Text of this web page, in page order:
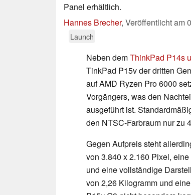
Panel erhältlich.
Hannes Brecher, Veröffentlicht am
Launch
Neben demThinkPad P14s
TinkPad P15v der dritten
auf AMD Ryzen Pro 6000
Vorgängers, was den
ausgeführt ist.
den NTSC-Farbraum nur zu
Gegen Aufpreis steht
von 3.840 x 2.160 Pixel,
und eine vollständige
von 2,26 Kilogramm und